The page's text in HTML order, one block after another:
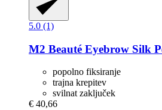
5.0 (1)
M2 Beauté Eyebrow Silk
popolno fiksiranje
trajna krepitev
svilnat zaključek
€ 40,66